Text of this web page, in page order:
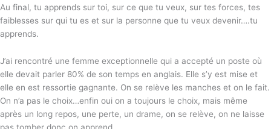
Au final, tu apprends sur toi, sur ce que tu veux, sur tes forces, tes
faiblesses sur qui tu es et sur la personne que tu veux devenir….tu
apprends.
J’ai rencontré une femme exceptionnelle qui a accepté un poste où
elle devait parler 80% de son temps en anglais. Elle s’y est mise et
elle en est ressortie gagnante. On se relève les manches et on le fait.
On n’a pas le choix…enfin oui on a toujours le choix, mais même
après un long repos, une perte, un drame, on se relève, on ne laisse